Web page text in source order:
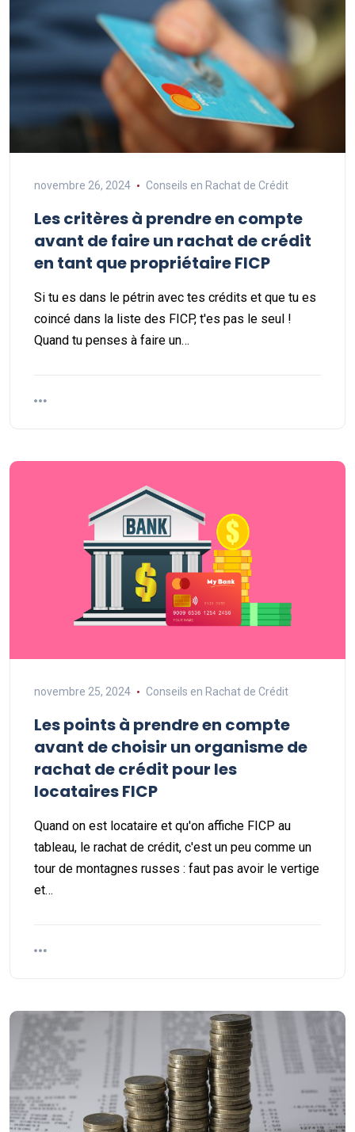
novembre 26, 2024 Conseils en Rachat de Crédit
Les critères à prendre en compte
avant de faire un rachat de crédit
en tant que propriétaire FICP
Si tu es dans le pétrin avec tes crédits et que tu es
coincé dans la liste des FICP, t'es pas le seul !
Quand tu penses à faire un…
novembre 25, 2024 Conseils en Rachat de Crédit
Les points à prendre en compte
avant de choisir un organisme de
rachat de crédit pour les
locataires FICP
Quand on est locataire et qu'on affiche FICP au
tableau, le rachat de crédit, c'est un peu comme un
tour de montagnes russes : faut pas avoir le vertige
et…